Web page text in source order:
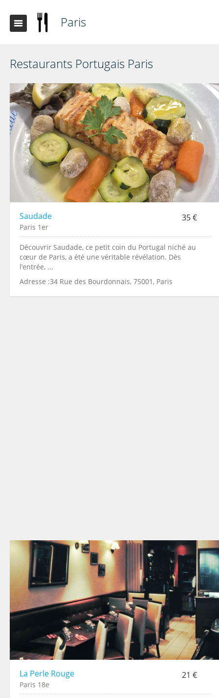
Paris
Restaurants Portugais Paris
Saudade 35 €
Paris 1er
Découvrir Saudade, ce petit coin du Portugal niché au
cœur de Paris, a été une véritable révélation. Dès
l’entrée, ...
Adresse :34 Rue des Bourdonnais, 75001, Paris
La Perle Rouge 21 €
Paris 18e